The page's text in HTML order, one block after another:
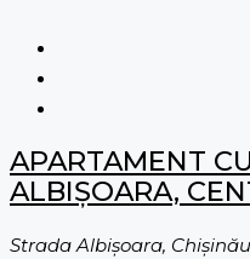
APARTAMENT
ALBIȘOARA,
Strada Albişoara,